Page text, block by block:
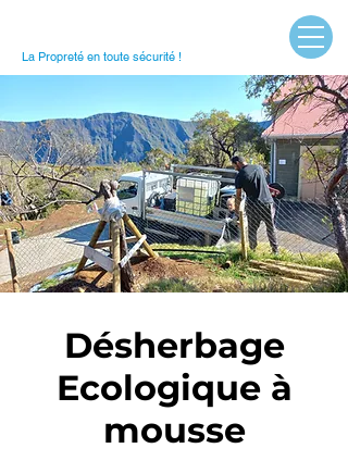
La Propreté en toute sécurité !
Désherbage
Ecologique à
mousse